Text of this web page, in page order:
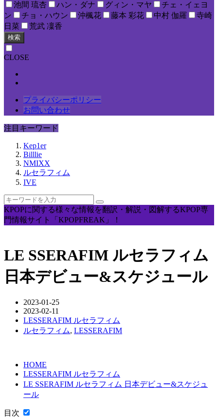
池間 琉杏
ハン・ダナ グィン・マヤ
チェ・イェヨ
ン
チョ・ハウン 沖楓花 藤本 彩花 中村 伽羅
寺崎
日菜
荒武 凜香
検索
CLOSE
プライバシーポリシー
お問い合わせ
注目キーワード
Kep1er
Billlie
NMIXX
ルセラフィム
IVE
KPOPに関する様々な情報を翻訳・解説・図解するKPOP専
門情報サイト「KPOPFREAK」！
LE SSERAFIM ルセラフィム
日本デビュー&スケジュール
2023-01-25
2023-02-11
LESSERAFIM ルセラフィム
ルセラフィム, LESSERAFIM
HOME
LESSERAFIM ルセラフィム
LE SSERAFIM ルセラフィム 日本デビュー&スケジュ
ール
目次